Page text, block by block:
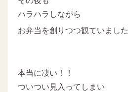
ハラハラしながら
お弁当を創りつつ観ていました
本当に凄い！！
ついつい見入ってしまい